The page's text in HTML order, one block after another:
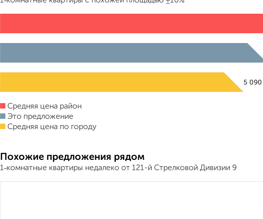
5
Средняя цена район
Это предложение
Средняя цена по городу
Похожие предложения рядом
1‑комнатные квартиры недалеко от 121-й Стрелковой Дивизии 9